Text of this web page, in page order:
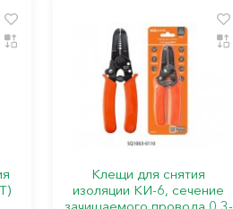
Клещи для снятия
изоляции КИ-6, сечение